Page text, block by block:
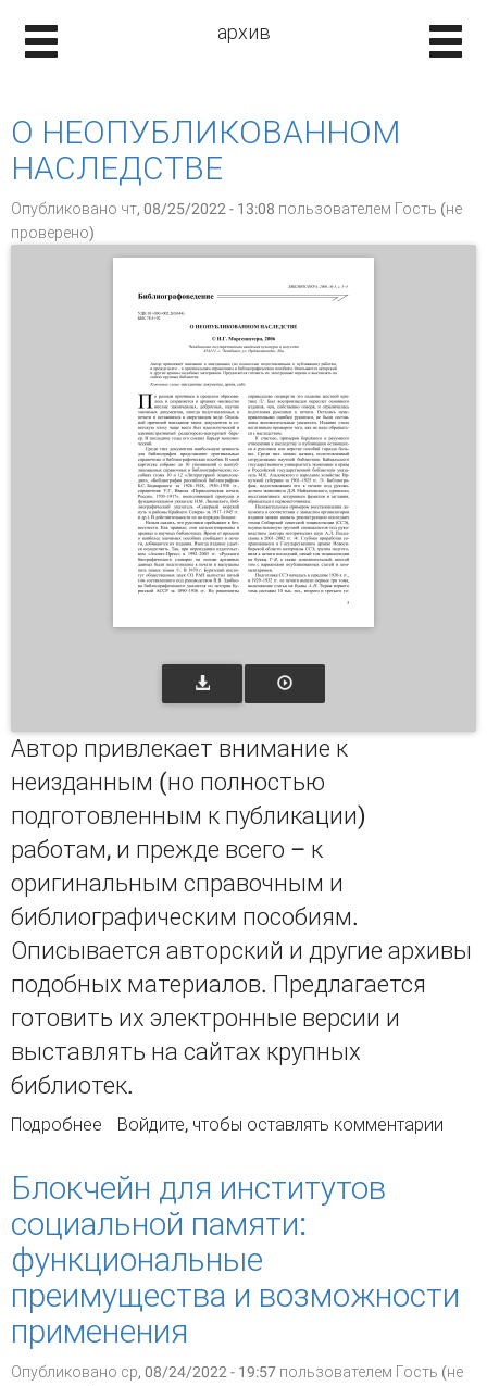
архив
О НЕОПУБЛИКОВАННОМ
НАСЛЕДСТВЕ
Опубликовано чт, 08/25/2022 - 13:08 пользователем Гость (не
проверено)
Автор привлекает внимание к
неизданным (но полностью
подготовленным к публикации)
работам, и прежде всего – к
оригинальным справочным и
библиографическим пособиям.
Описывается авторский и другие архивы
подобных материалов. Предлагается
готовить их электронные версии и
выставлять на сайтах крупных
библиотек.
Подробнее о О НЕОПУБЛИКОВАННОМ НАСЛЕДСТВЕ
Войдите, чтобы оставлять комментарии
Блокчейн для институтов
социальной памяти:
функциональные
преимущества и возможности
применения
Опубликовано ср, 08/24/2022 - 19:57 пользователем Гость (не